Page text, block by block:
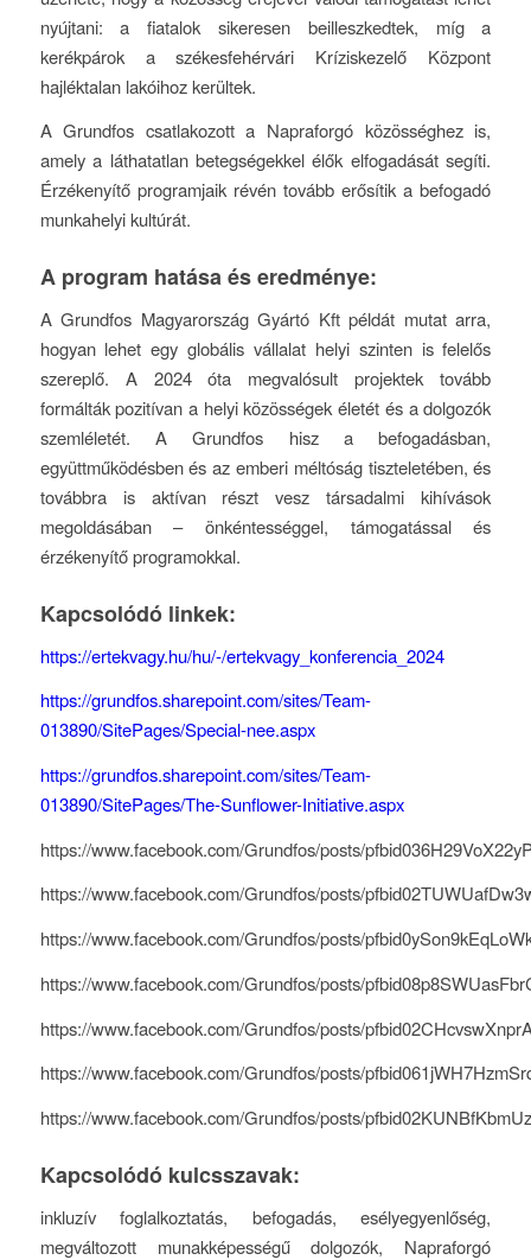
nyújtani: a fiatalok sikeresen beilleszkedtek, míg a
kerékpárok a székesfehérvári Kríziskezelő Központ
hajléktalan lakóihoz kerültek.
A Grundfos csatlakozott a Napraforgó közösséghez is,
amely a láthatatlan betegségekkel élők elfogadását segíti.
Érzékenyítő programjaik révén tovább erősítik a befogadó
munkahelyi kultúrát.
A program hatása és eredménye:
A Grundfos Magyarország Gyártó Kft példát mutat arra,
hogyan lehet egy globális vállalat helyi szinten is felelős
szereplő. A 2024 óta megvalósult projektek tovább
formálták pozitívan a helyi közösségek életét és a dolgozók
szemléletét. A Grundfos hisz a befogadásban,
együttműködésben és az emberi méltóság tiszteletében, és
továbbra is aktívan részt vesz társadalmi kihívások
megoldásában – önkéntességgel, támogatással és
érzékenyítő programokkal.
Kapcsolódó linkek:
https://ertekvagy.hu/hu/-/ertekvagy_konferencia_2024
https://grundfos.sharepoint.com/sites/Team-
013890/SitePages/Special-nee.aspx
https://grundfos.sharepoint.com/sites/Team-
013890/SitePages/The-Sunflower-Initiative.aspx
https://www.facebook.com/Grundfos/posts/
https://www.facebook.com/Grundfos/posts/
https://www.facebook.com/Grundfos/posts/
https://www.facebook.com/Grundfos/posts/
https://www.facebook.com/Grundfos/posts/
https://www.facebook.com/Grundfos/posts/
https://www.facebook.com/Grundfos/posts/
Kapcsolódó kulcsszavak:
inkluzív foglalkoztatás, befogadás, esélyegyenlőség,
megváltozott munakképességű dolgozók, Napraforgó